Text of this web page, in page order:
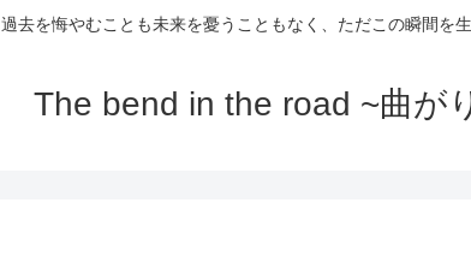
過去を悔やむことも未来を憂うこともなく、ただこの瞬間を
The bend in the road ~曲が